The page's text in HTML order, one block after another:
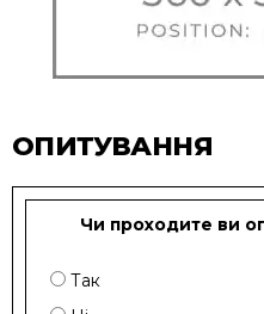
ОПИТУВАННЯ
Чи проходите ви
Так